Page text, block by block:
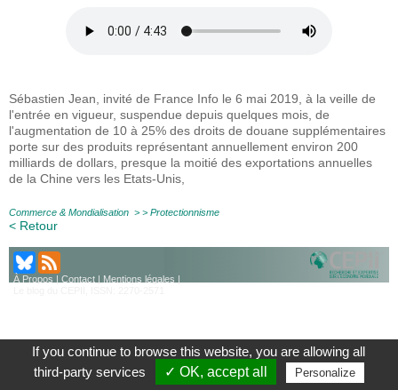
Sébastien Jean, invité de France Info le 6 mai 2019, à la veille de
l'entrée en vigueur, suspendue depuis quelques mois, de
l'augmentation de 10 à 25% des droits de douane supplémentaires
porte sur des produits représentant annuellement environ 200
milliards de dollars, presque la moitié des exportations annuelles
de la Chine vers les Etats-Unis,
Commerce & Mondialisation > > Protectionnisme
< Retour
À Propos Contact Mentions légales
If you continue to browse this website, you are allowing all
third-party services
✓ OK, accept all Personalize